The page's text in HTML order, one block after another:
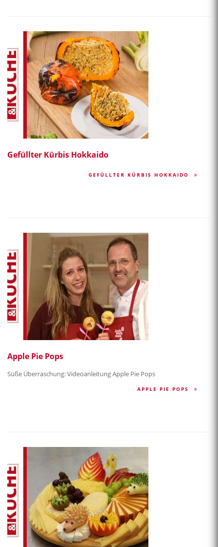
Gefüllter Kürbis Hokkaido
GEFÜLLTER KÜRBIS HOKKAIDO
Apple Pie Pops
Süße Überraschung: Videoanleitung Apple Pie Pops
APPLE PIE POPS